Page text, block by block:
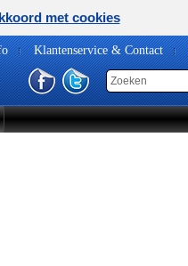
Klantenservice & Contact
met cookies